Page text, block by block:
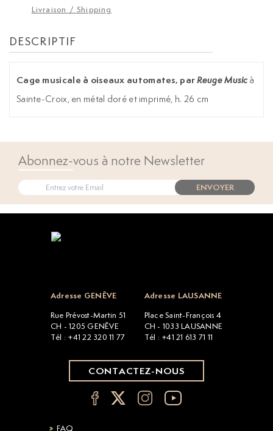
Livraison / Shipping
DESCRIPTIF
Cage musicale à oiseaux automates, parReuge Music à
Sainte-Croix, en métal doré et imprimé, h. 26 cm
Abonnez-vous à notre Newsletter
ENVOYER
Adresse GENÈVE
Rue Prévost-Martin 51
CH - 1205 GENÈVE
Tél : +41 22 320 11 77
Adresse LAUSANNE
Place Saint-François 4
CH - 1033 LAUSANNE
Tél : +41 21 613 71 11
CONTACTEZ-NOUS
FAQ